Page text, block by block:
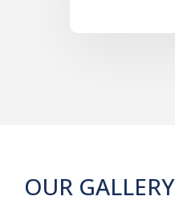
OUR GALLERY